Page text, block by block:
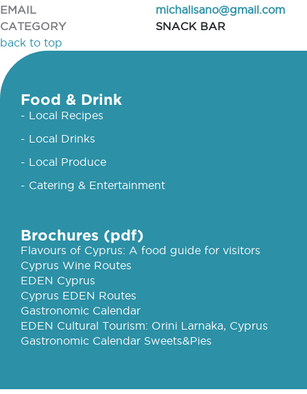
EMAIL
michalisano@gmail.com
CATEGORY
SNACK BAR
back to top
Food & Drink
- Local Recipes
- Local Drinks
- Local Produce
- Catering & Entertainment
Brochures (pdf)
Flavours of Cyprus: A food guide for visitors
Cyprus Wine Routes
EDEN Cyprus
Cyprus EDEN Routes
Gastronomic Calendar
EDEN Cultural Tourism: Orini Larnaka, Cyprus
Gastronomic Calendar Sweets&Pies